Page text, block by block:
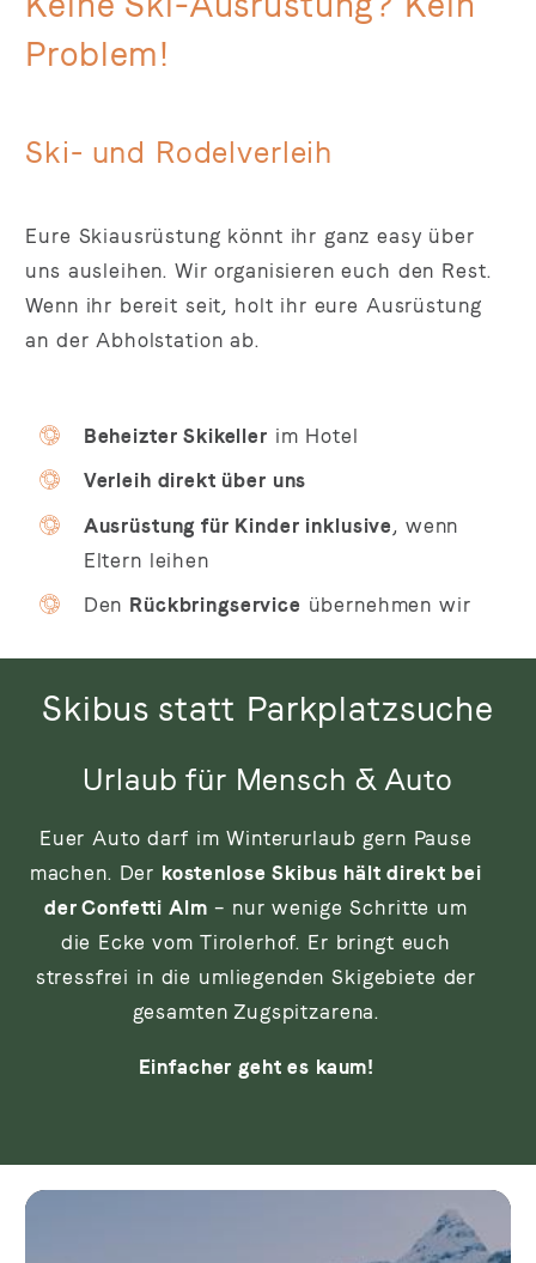
Problem!
Ski- und Rodelverleih
Eure Skiausrüstung könnt ihr ganz easy über
uns ausleihen. Wir organisieren euch den Rest.
Wenn ihr bereit seit, holt ihr eure Ausrüstung
an der Abholstation ab.
Beheizter Skikeller im Hotel
Verleih direkt über uns
Ausrüstung für Kinder inklusive, wenn
Eltern leihen
Den Rückbringservice übernehmen wir
Skibus statt Parkplatzsuche
Urlaub für Mensch & Auto
Euer Auto darf im Winterurlaub gern Pause
machen. Der kostenlose Skibus hält direkt bei
der Confetti Alm – nur wenige Schritte um
die Ecke vom Tirolerhof. Er bringt euch
stressfrei in die umliegenden Skigebiete der
gesamten Zugspitzarena.
Einfacher geht es kaum!